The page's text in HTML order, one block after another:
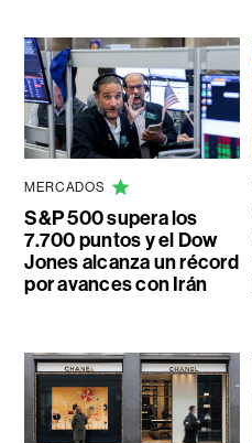
MERCADOS
S&P 500 supera los
7.700 puntos y el Dow
Jones alcanza un récord
por avances con Irán